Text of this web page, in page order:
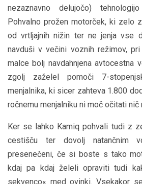
nezaznavno delujočo)
Pohvalno prožen motorček, ki zelo
od vrtljajnih nižin ter ne jenja vse
navduši v večini voznih režimov,
malce bolj navdahnjena avtocestna
zgolj zaželel pomoči 7-
menjalnika, ki sicer zahteva 1.800
ročnemu menjalniku ni moč očitati nič
Ker se lahko Kamiq pohvali tudi z
cestišču ter dovolj natančnim
presenečeni, če si boste s tako
kdaj pa kdaj želeli opraviti tudi
sekvenco« med ovinki. Vsekakor